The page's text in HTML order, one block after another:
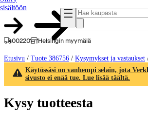
sisältöön
00220 Helsingin myymälä
Etusivu / Tuote 386756 / Kysymykset ja vastaukset
Käytössäsi on vanhempi selain, jota
sivusto ei enää tue. Lue lisää täältä.
Kysy tuotteesta